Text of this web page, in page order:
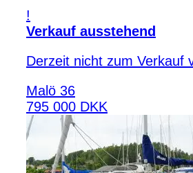
!
Verkauf ausstehend
Derzeit nicht zum Verkauf
Malö 36
795 000 DKK